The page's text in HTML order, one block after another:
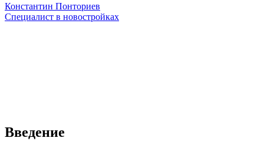
Константин Понториев
Специалист в новостройках
Введение